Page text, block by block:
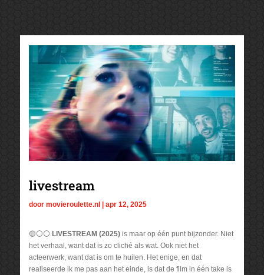
livestream
door movieroulette.nl apr 12, 2025
🟡⚪⚪ LIVESTREAM (2025)is maar op één punt bijzonder. Niet
het verhaal, want dat is zo cliché als wat. Ook niet het
acteerwerk, want dat is om te huilen. Het enige, en dat
realiseerde ik me pas aan het einde, is dat de film in één take is